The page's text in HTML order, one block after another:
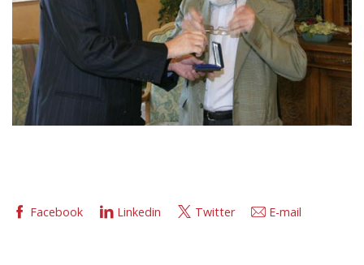
Facebook Linkedin Twitter E-mail